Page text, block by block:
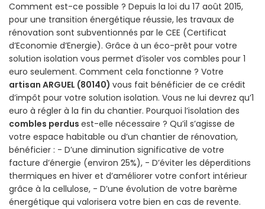
Comment est-ce possible ? Depuis la loi du 17 août 2015,
pour une transition énergétique réussie, les travaux de
rénovation sont subventionnés par le CEE (Certificat
d’Economie d’Energie). Grâce à un éco-prêt pour votre
solution isolation vous permet d’isoler vos combles pour 1
euro seulement. Comment cela fonctionne ? Votre
artisan ARGUEL (80140) vous fait bénéficier de ce crédit
d’impôt pour votre solution isolation. Vous ne lui devrez qu’1
euro à régler à la fin du chantier. Pourquoi l’isolation des
combles perdus est-elle nécessaire ? Qu’il s’agisse de
votre espace habitable ou d’un chantier de rénovation,
bénéficier : - D’une diminution significative de votre
facture d’énergie (environ 25%), - D’éviter les déperditions
thermiques en hiver et d’améliorer votre confort intérieur
grâce à la cellulose, - D’une évolution de votre barème
énergétique qui valorisera votre bien en cas de revente.